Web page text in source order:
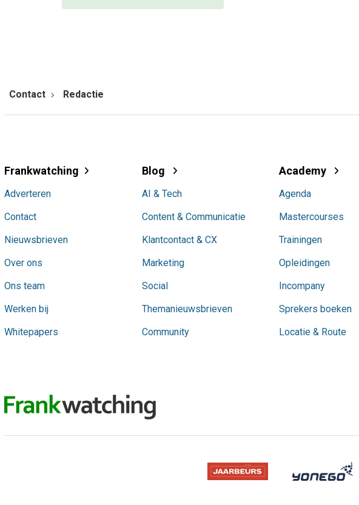
Contact Redactie
Frankwatching
Adverteren
Contact
Nieuwsbrieven
Over ons
Ons team
Werken bij
Whitepapers
Blog
AI & Tech
Content & Communicatie
Klantcontact & CX
Marketing
Social
Themanieuwsbrieven
Community
Academy
Agenda
Mastercourses
Trainingen
Opleidingen
Incompany
Sprekers boeken
Locatie & Route